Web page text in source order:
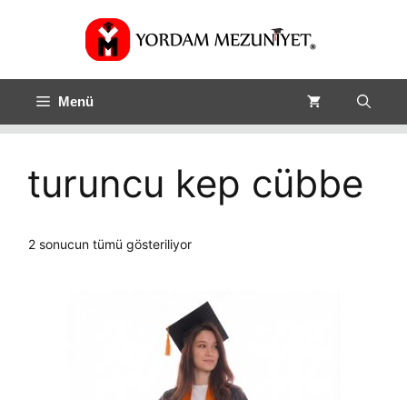
Menü
turuncu kep cübbe
2 sonucun tümü gösteriliyorFiyata
düşükten
yükseğe